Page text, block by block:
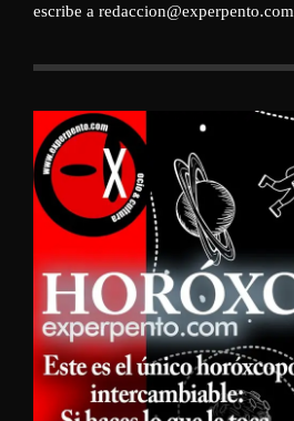
escribe a redaccion@experpento.com